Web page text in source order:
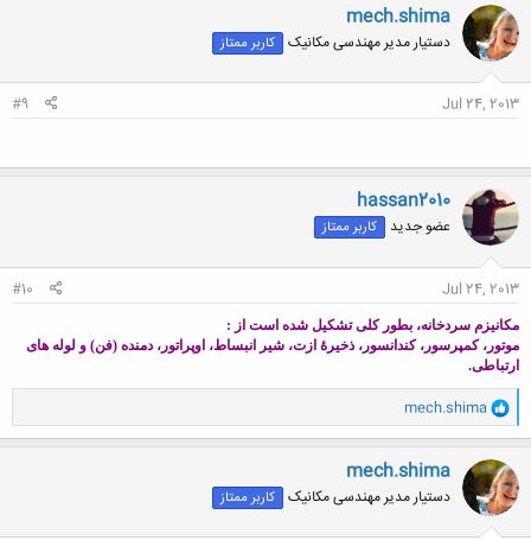
mech.shima
دستیار مدیر مهندسی مکانیک کاربر ممتاز
Jul 24, 2013
#9
hassan2010
عضو جدید کاربر ممتاز
Jul 24, 2013
#10
مکانیزم سردخانه، بطور کلی تشکیل شده است از :
موتور، کمپرسور، کندانسور، ذخیرۀ ازت، شیر انبساط، اوپراتور، دمنده (فن) و لوله های
ارتباطی.
و
ا
ک
ن
ش
ه
ا
mech.shima
mech.shima
دستیار مدیر مهندسی مکانیک کاربر ممتاز